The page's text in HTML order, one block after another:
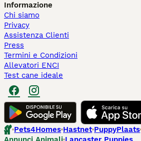
Informazione
Chi siamo
Privacy
Assistenza Clienti
Press
Termini e Condizioni
Allevatori ENCI
Test cane ideale
Pets4Homes Hastnet PuppyPlaats